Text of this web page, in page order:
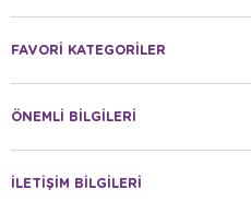
FAVORİ KATEGORİLER
ÖNEMLİ BİLGİLERİ
İLETİŞİM BİLGİLERİ